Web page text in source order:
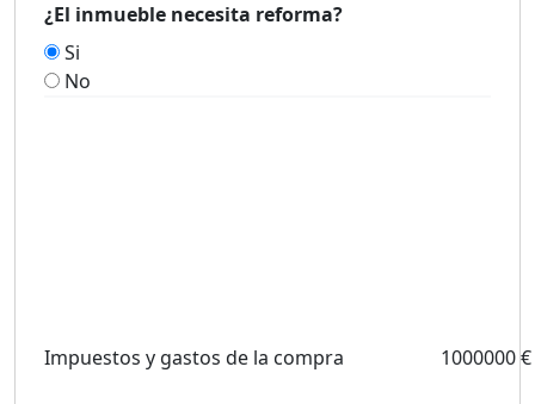
¿El inmueble necesita reforma?
Si
No
Impuestos y gastos de la compra 1000000 €